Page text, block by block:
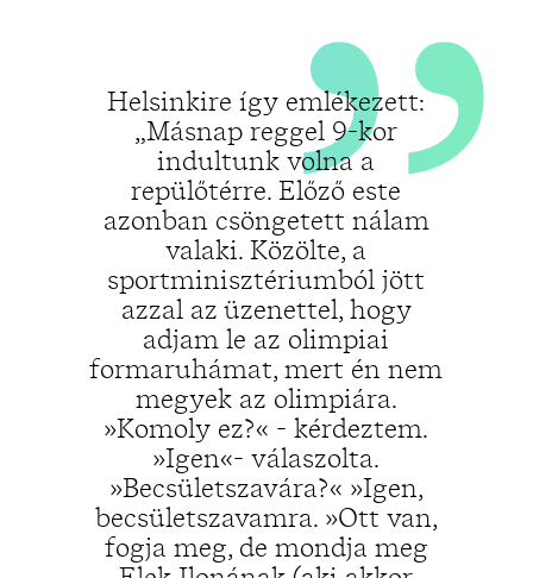
Helsinkire így emlékezett:
„Másnap reggel 9-kor
indultunk volna a
repülőtérre. Előző este
azonban csöngetett nálam
valaki. Közölte, a
sportminisztériumból jött
azzal az üzenettel, hogy
adjam le az olimpiai
formaruhámat, mert én nem
megyek az olimpiára.
»Komoly ez?« - kérdeztem.
»Igen«- válaszolta.
»Becsületszavára?« »Igen,
becsületszavamra. »Ott van,
fogja meg, de mondja meg